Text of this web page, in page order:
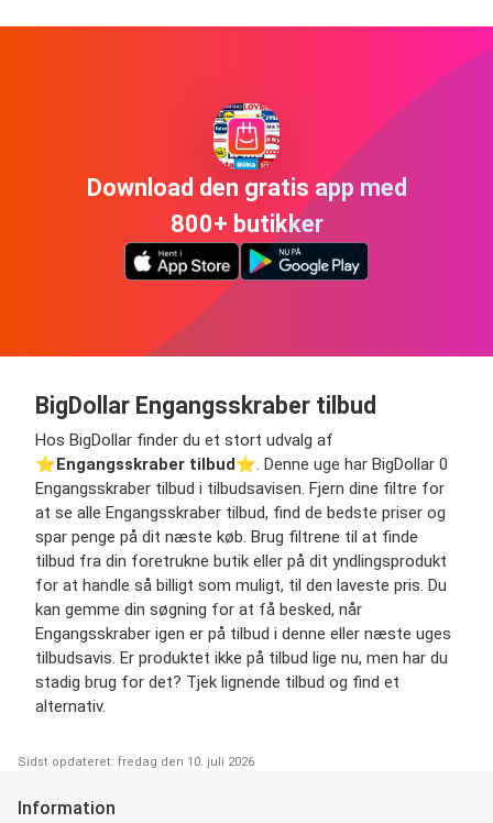
Download den gratis app med
800+ butikker
BigDollar Engangsskraber tilbud
Hos BigDollar finder du et stort udvalg af
⭐️Engangsskraber tilbud⭐️. Denne uge har BigDollar 0
Engangsskraber tilbud i tilbudsavisen. Fjern dine filtre for
at se alle Engangsskraber tilbud, find de bedste priser og
spar penge på dit næste køb. Brug filtrene til at finde
tilbud fra din foretrukne butik eller på dit yndlingsprodukt
for at handle så billigt som muligt, til den laveste pris. Du
kan gemme din søgning for at få besked, når
Engangsskraber igen er på tilbud i denne eller næste uges
tilbudsavis. Er produktet ikke på tilbud lige nu, men har du
stadig brug for det? Tjek lignende tilbud og find et
alternativ.
Sidst opdateret: fredag den 10. juli 2026
Information